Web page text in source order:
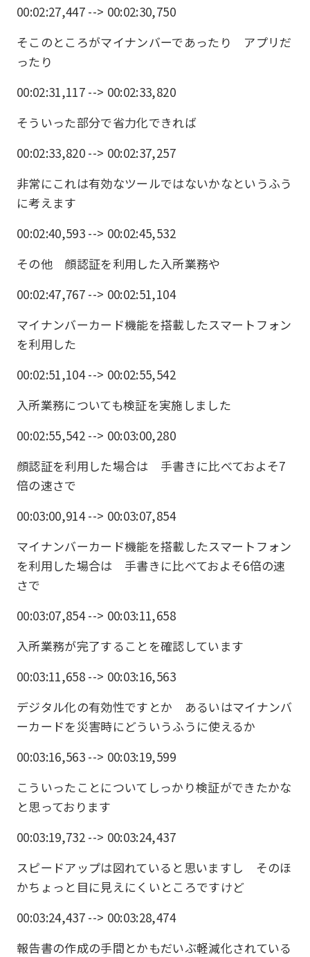
00:02:27,447 --> 00:02:30,750
そこのところがマイナンバーであったり アプリだ
ったり
00:02:31,117 --> 00:02:33,820
そういった部分で省力化できれば
00:02:33,820 --> 00:02:37,257
非常にこれは有効なツールではないかなというふう
に考えます
00:02:40,593 --> 00:02:45,532
その他 顔認証を利用した入所業務や
00:02:47,767 --> 00:02:51,104
マイナンバーカード機能を搭載したスマートフォン
を利用した
00:02:51,104 --> 00:02:55,542
入所業務についても検証を実施しました
00:02:55,542 --> 00:03:00,280
顔認証を利用した場合は 手書きに比べておよそ7
倍の速さで
00:03:00,914 --> 00:03:07,854
マイナンバーカード機能を搭載したスマートフォン
を利用した場合は 手書きに比べておよそ6倍の速
さで
00:03:07,854 --> 00:03:11,658
入所業務が完了することを確認しています
00:03:11,658 --> 00:03:16,563
デジタル化の有効性ですとか あるいはマイナンバ
ーカードを災害時にどういうふうに使えるか
00:03:16,563 --> 00:03:19,599
こういったことについてしっかり検証ができたかな
と思っております
00:03:19,732 --> 00:03:24,437
スピードアップは図れていると思いますし そのほ
かちょっと目に見えにくいところですけど
00:03:24,437 --> 00:03:28,474
報告書の作成の手間とかもだいぶ軽減化されている